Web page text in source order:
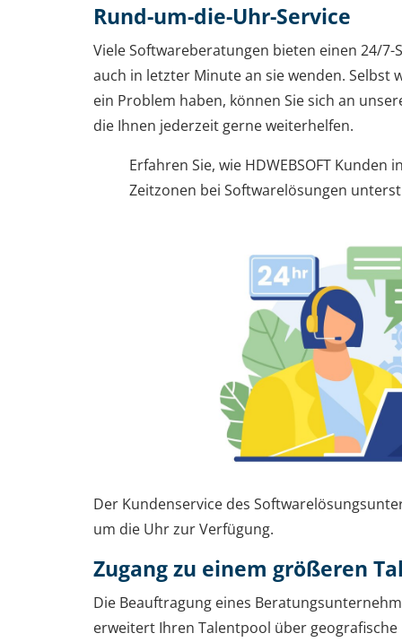
Rund-um-die-Uhr-Service
Viele Softwareberatungen bieten einen 24/7-
auch in letzter Minute an sie wenden. Selbst
ein Problem haben, können Sie sich an
die Ihnen jederzeit gerne weiterhelfen.
Erfahren Sie, wie HDWEBSOFT Kunden
Zeitzonen bei Softwarelösungen
Der Kundenservice des
um die Uhr zur Verfügung.
Zugang zu einem größeren
Die Beauftragung eines
erweitert Ihren Talentpool über geografische